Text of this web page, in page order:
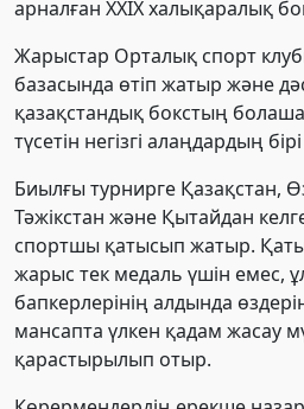
арналған XXIX халықаралық
Жарыстар Орталық спорт
базасында өтіп жатыр және
қазақстандық бокстың
түсетін негізгі алаңдардың
Биылғы турнирге Қазақстан,
Тәжікстан және Қытайдан
спортшы қатысып жатыр.
жарыс тек медаль үшін емес,
бапкерлерінің алдында
мансапта үлкен қадам жасау
қарастырылып отыр.